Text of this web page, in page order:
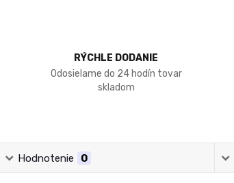
RÝCHLE DODANIE
Odosielame do 24 hodín tovar
skladom
Hodnotenie 0